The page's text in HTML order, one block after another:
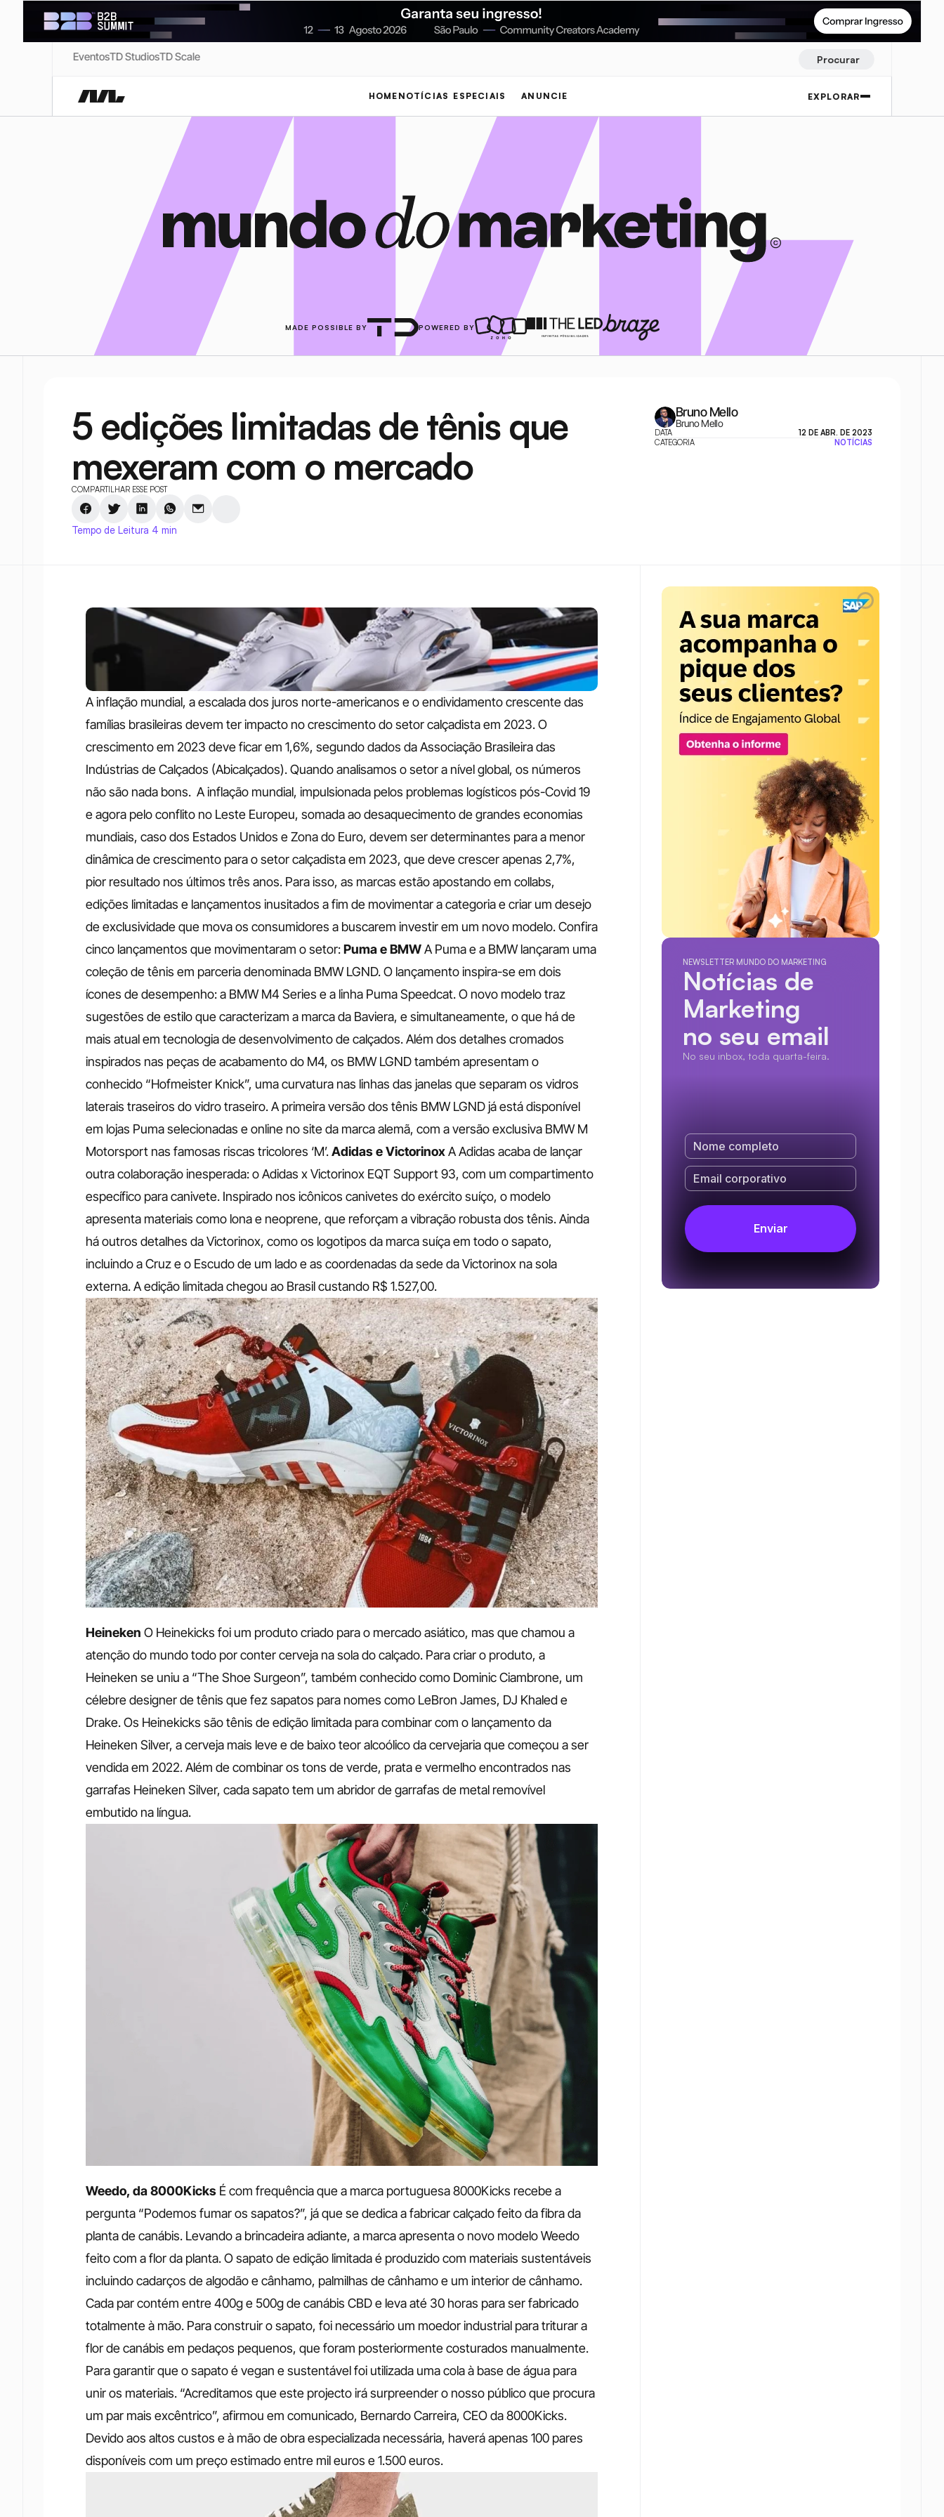
EventosTD StudiosTD Scale Procurar
HOME NOTÍCIAS ESPECIAIS ANUNCIE EXPLORAR
MADE POSSIBLE BY POWERED BY
5 edições limitadas de tênis que
mexeram com o mercado
COMPARTILHAR ESSE POST
Tempo de Leitura 4 min
Bruno Mello
Bruno Mello
DATA
12 DE ABR. DE 2023
CATEGORIA
NOTÍCIAS
A inflação mundial, a escalada dos juros norte-americanos e o endividamento crescente das
famílias brasileiras devem ter impacto no crescimento do setor calçadista em 2023. O
crescimento em 2023 deve ficar em 1,6%, segundo dados da Associação Brasileira das
Indústrias de Calçados (Abicalçados). Quando analisamos o setor a nível global, os números
não são nada bons. A inflação mundial, impulsionada pelos problemas logísticos pós-Covid 19
e agora pelo conflito no Leste Europeu, somada ao desaquecimento de grandes economias
mundiais, caso dos Estados Unidos e Zona do Euro, devem ser determinantes para a menor
dinâmica de crescimento para o setor calçadista em 2023, que deve crescer apenas 2,7%,
pior resultado nos últimos três anos. Para isso, as marcas estão apostando em collabs,
edições limitadas e lançamentos inusitados a fim de movimentar a categoria e criar um desejo
de exclusividade que mova os consumidores a buscarem investir em um novo modelo.Confira
cinco lançamentos que movimentaram o setor:Puma e BMWA Puma e a BMW lançaram uma
coleção de tênis em parceria denominada BMW LGND. O lançamento inspira-se em dois
ícones de desempenho: a BMW M4 Series e a linha Puma Speedcat. O novo modelo traz
sugestões de estilo que caracterizam a marca da Baviera, e simultaneamente, o que há de
mais atual em tecnologia de desenvolvimento de calçados.Além dos detalhes cromados
inspirados nas peças de acabamento do M4, os BMW LGND também apresentam o
conhecido “Hofmeister Knick”, uma curvatura nas linhas das janelas que separam os vidros
laterais traseiros do vidro traseiro. A primeira versão dos tênis BMW LGND já está disponível
em lojas Puma selecionadas e online no site da marca alemã, com a versão exclusiva BMW M
Motorsport nas famosas riscas tricolores ‘M’.Adidas e VictorinoxA Adidas acaba de lançar
outra colaboração inesperada: o Adidas x Victorinox EQT Support 93, com um compartimento
específico para canivete. Inspirado nos icônicos canivetes do exército suíço, o modelo
apresenta materiais como lona e neoprene, que reforçam a vibração robusta dos tênis. Ainda
há outros detalhes da Victorinox, como os logotipos da marca suíça em todo o sapato,
incluindo a Cruz e o Escudo de um lado e as coordenadas da sede da Victorinox na sola
externa. A edição limitada chegou ao Brasil custando R$ 1.527,00.
Heineken O Heinekicks foi um produto criado para o mercado asiático, mas que chamou a
atenção do mundo todo por conter cerveja na sola do calçado. Para criar o produto, a
Heineken se uniu a “The Shoe Surgeon”, também conhecido como Dominic Ciambrone, um
célebre designer de tênis que fez sapatos para nomes como LeBron James, DJ Khaled e
Drake. Os Heinekicks são tênis de edição limitada para combinar com o lançamento da
Heineken Silver, a cerveja mais leve e de baixo teor alcoólico da cervejaria que começou a ser
vendida em 2022.Além de combinar os tons de verde, prata e vermelho encontrados nas
garrafas Heineken Silver, cada sapato tem um abridor de garrafas de metal removível
embutido na língua.
Weedo, da 8000Kicks É com frequência que a marca portuguesa 8000Kicks recebe a
pergunta “Podemos fumar os sapatos?”, já que se dedica a fabricar calçado feito da fibra da
planta de canábis. Levando a brincadeira adiante, a marca apresenta o novo modelo Weedo
feito com a flor da planta.O sapato de edição limitada é produzido com materiais sustentáveis
incluindo cadarços de algodão e cânhamo, palmilhas de cânhamo e um interior de cânhamo.
Cada par contém entre 400g e 500g de canábis CBD e leva até 30 horas para ser fabricado
totalmente à mão. Para construir o sapato, foi necessário um moedor industrial para triturar a
flor de canábis em pedaços pequenos, que foram posteriormente costurados manualmente.
Para garantir que o sapato é vegan e sustentável foi utilizada uma cola à base de água para
unir os materiais. “Acreditamos que este projecto irá surpreender o nosso público que procura
um par mais excêntrico”, afirmou em comunicado, Bernardo Carreira, CEO da 8000Kicks.
Devido aos altos custos e à mão de obra especializada necessária, haverá apenas 100 pares
disponíveis com um preço estimado entre mil euros e 1.500 euros.
NEWSLETTER MUNDO DO MARKETING
Notícias de
Marketing
no seu email
No seu inbox, toda quarta-feira.